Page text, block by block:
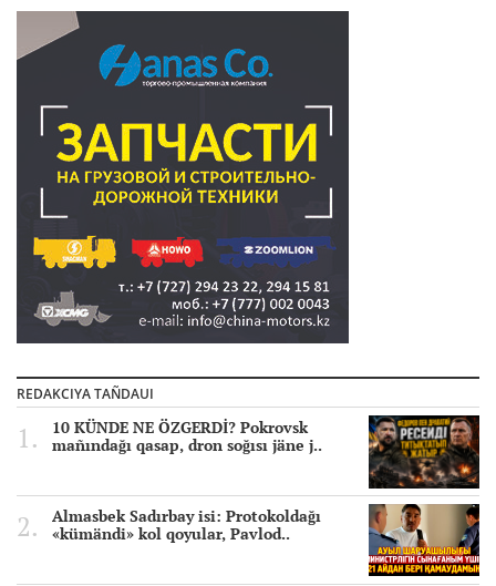
REDAKCIYA TAÑDAUI
10 KÜNDE NE ÖZGERDİ? Pokrovsk
mañındağı qasap, dron soğısı jäne j..
Almasbek Sadırbay isi: Protokoldağı
«kümändi» kol qoyular, Pavlod..